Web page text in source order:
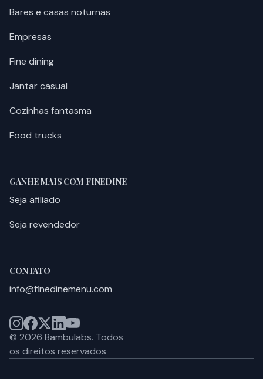
Bares e casas noturnas
Empresas
Fine dining
Jantar casual
Cozinhas fantasma
Food trucks
GANHE MAIS COM FINEDINE
Seja afiliado
Seja revendedor
CONTATO
info@finedinemenu.com
© 2026 Bambulabs. Todos
os direitos reservados